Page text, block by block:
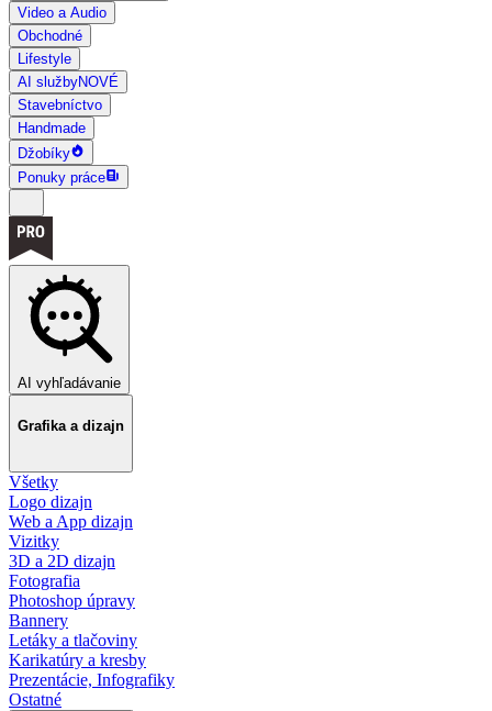
Video a Audio
Obchodné
Lifestyle
AI službyNOVÉ
Stavebníctvo
Handmade
Džobíky
Ponuky práce
AI vyhľadávanie
Grafika a dizajn
Všetky
Logo dizajn
Web a App dizajn
Vizitky
3D a 2D dizajn
Fotografia
Photoshop úpravy
Bannery
Letáky a tlačoviny
Karikatúry a kresby
Prezentácie, Infografiky
Ostatné